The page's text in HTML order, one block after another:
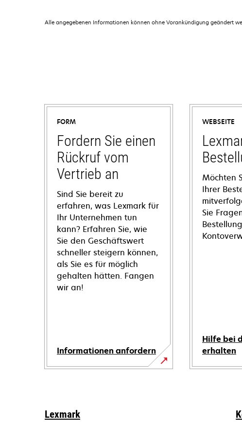
Alle angegebenen Informationen können ohne Vorankündigung geändert
FORM
Fordern Sie einen
Rückruf vom
Vertrieb an
Sind Sie bereit zu
erfahren, was Lexmark für
Ihr Unternehmen tun
kann? Erfahren Sie, wie
Sie den Geschäftswert
schneller steigern können,
als Sie es für möglich
gehalten hätten. Fangen
wir an!
Informationen anfordern
WEBSEITE
Möchten
Ihrer
Sie
Hilfe bei
erhalten
Lexmark